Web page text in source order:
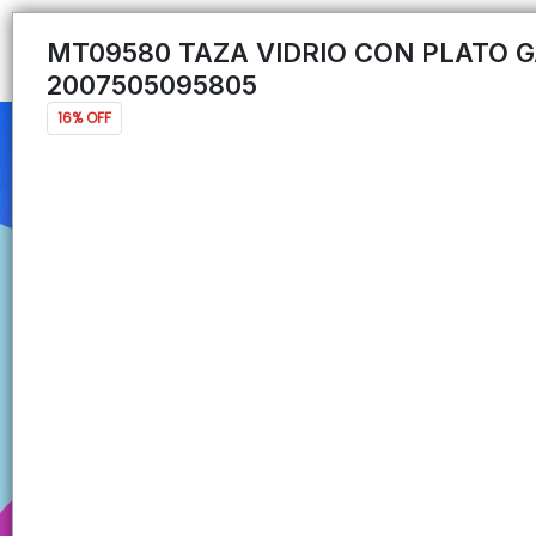
MT09580 TAZA VIDRIO CON PLATO
2007505095805
16% OFF